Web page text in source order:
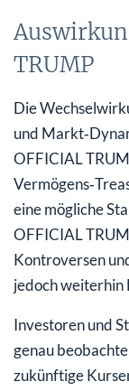
TRUMP
Die
und
OFFICIAL
eine mögliche
OFFICIAL
Kontroversen
jedoch weiterhin
Investoren und
genau
zukünftige